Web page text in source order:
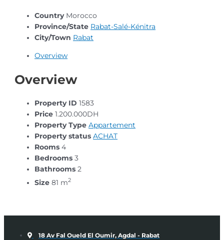
Country Morocco
Province/State Rabat-Salé-Kénitra
City/Town Rabat
Overview
Overview
Property ID 1583
Price 1.200.000DH
Property Type Appartement
Property status ACHAT
Rooms 4
Bedrooms 3
Bathrooms 2
Size 81 m2
18 Av Fal Oueld El Oumir, Agdal - Rabat